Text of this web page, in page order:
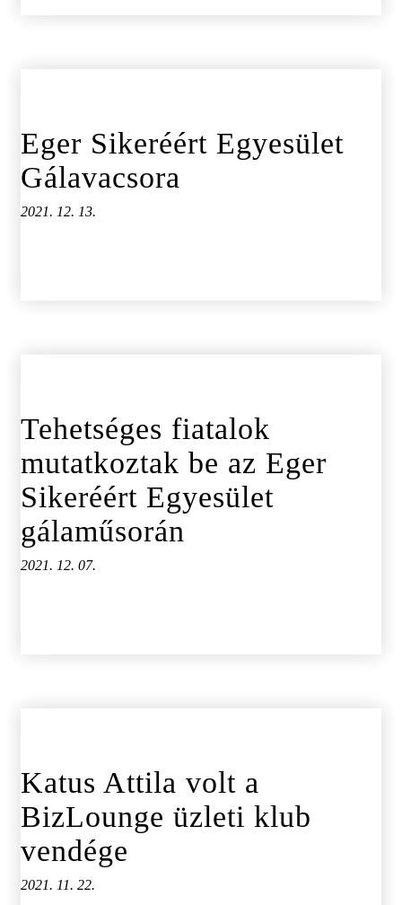
Eger Sikeréért Egyesület
Gálavacsora
2021. 12. 13.
Tehetséges fiatalok
mutatkoztak be az Eger
Sikeréért Egyesület
gálaműsorán
2021. 12. 07.
Katus Attila volt a
BizLounge üzleti klub
vendége
2021. 11. 22.